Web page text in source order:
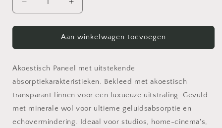
Aantal
verlagen
voor
Bordeaux
Akoestisch
Paneel
Aantal
verhogen
voor
XL
Bordeaux
Akoestisch
Paneel
Aan winkelwagen toevoegen
Akoestisch Paneel met uitstekende
absorptiekarakteristieken. Bekleed met akoestisch
transparant linnen voor een luxueuze uitstraling. Gevuld
met minerale wol voor ultieme geluidsabsorptie en
echovermindering. Ideaal voor studios, home-cinema's,